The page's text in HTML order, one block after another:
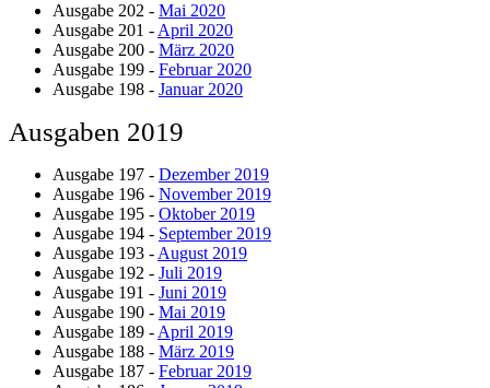
Ausgabe 202 - Mai 2020
Ausgabe 201 - April 2020
Ausgabe 200 - März 2020
Ausgabe 199 - Februar 2020
Ausgabe 198 - Januar 2020
Ausgaben 2019
Ausgabe 197 - Dezember 2019
Ausgabe 196 - November 2019
Ausgabe 195 - Oktober 2019
Ausgabe 194 - September 2019
Ausgabe 193 - August 2019
Ausgabe 192 - Juli 2019
Ausgabe 191 - Juni 2019
Ausgabe 190 - Mai 2019
Ausgabe 189 - April 2019
Ausgabe 188 - März 2019
Ausgabe 187 - Februar 2019